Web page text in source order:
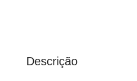
Descrição